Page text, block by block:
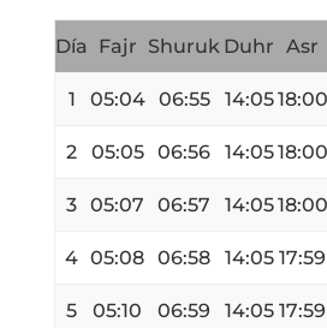
Día Fajr Shuruk Duhr Asr
1 05:04 06:55 14:0518:00
2 05:05 06:56 14:0518:00
3 05:07 06:57 14:0518:00
4 05:08 06:58 14:05 17:59
5 05:10 06:59 14:05 17:59